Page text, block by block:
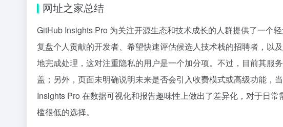
网址之家总结
GitHub Insights Pro 为关注开源生态和技术成长的人群提供了一个
复盘个人贡献的开发者、希望快速评估候选人技术栈的招聘者，以
地完成处理，这对注重隐私的用户是一个加分项。不过，目前其服
盖；另外，页面未明确说明未来是否会引入收费模式或高级功能，
Insights Pro 在数据可视化和报告趣味性上做出了差异化，对于日
槛很低的选择。